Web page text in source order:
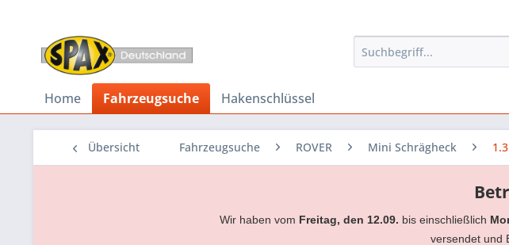
Home Fahrzeugsuche Hakenschlüssel
Übersicht Fahrzeugsuche ROVER Mini Schrägheck
Wir haben vom Freitag, den 12.09. bis einschließlich
versendet und